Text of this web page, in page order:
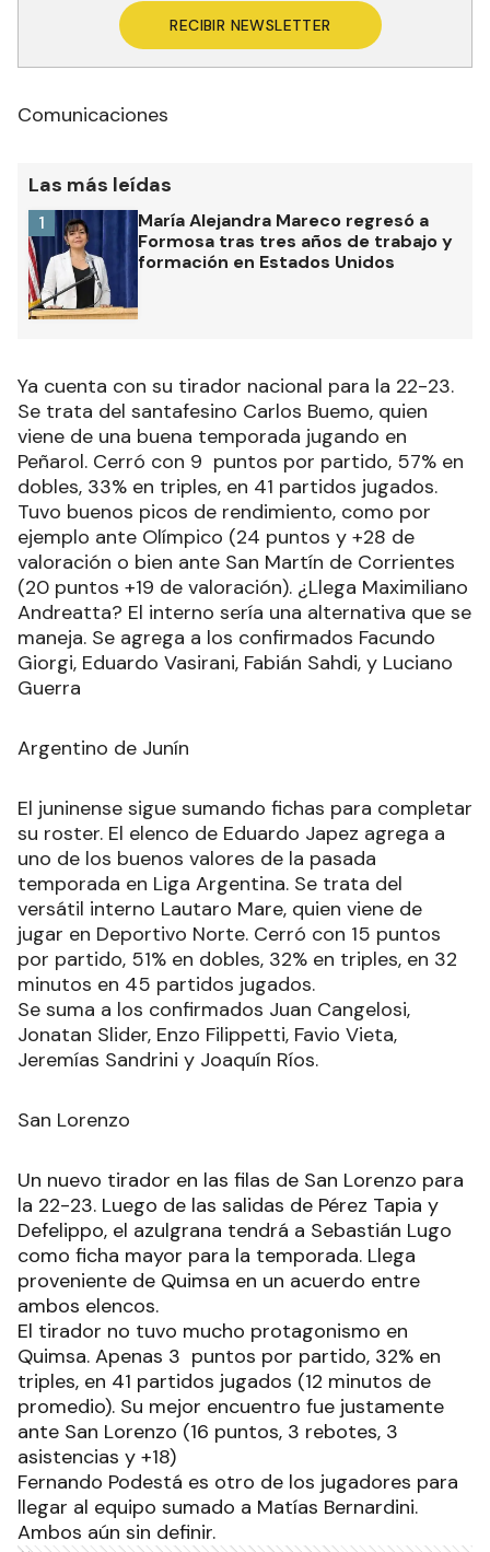
RECIBIR NEWSLETTER
Comunicaciones
Las más leídas
María Alejandra Mareco regresó a
Formosa tras tres años de trabajo y
formación en Estados Unidos
1
Ya cuenta con su tirador nacional para la 22-23.
Se trata del santafesino Carlos Buemo, quien
viene de una buena temporada jugando en
Peñarol. Cerró con 9 puntos por partido, 57% en
dobles, 33% en triples, en 41 partidos jugados.
Tuvo buenos picos de rendimiento, como por
ejemplo ante Olímpico (24 puntos y +28 de
valoración o bien ante San Martín de Corrientes
(20 puntos +19 de valoración). ¿Llega Maximiliano
Andreatta? El interno sería una alternativa que se
maneja. Se agrega a los confirmados Facundo
Giorgi, Eduardo Vasirani, Fabián Sahdi, y Luciano
Guerra
Argentino de Junín
El juninense sigue sumando fichas para completar
su roster. El elenco de Eduardo Japez agrega a
uno de los buenos valores de la pasada
temporada en Liga Argentina. Se trata del
versátil interno Lautaro Mare, quien viene de
jugar en Deportivo Norte. Cerró con 15 puntos
por partido, 51% en dobles, 32% en triples, en 32
minutos en 45 partidos jugados.
Se suma a los confirmados Juan Cangelosi,
Jonatan Slider, Enzo Filippetti, Favio Vieta,
Jeremías Sandrini y Joaquín Ríos.
San Lorenzo
Un nuevo tirador en las filas de San Lorenzo para
la 22-23. Luego de las salidas de Pérez Tapia y
Defelippo, el azulgrana tendrá a Sebastián Lugo
como ficha mayor para la temporada. Llega
proveniente de Quimsa en un acuerdo entre
ambos elencos.
El tirador no tuvo mucho protagonismo en
Quimsa. Apenas 3 puntos por partido, 32% en
triples, en 41 partidos jugados (12 minutos de
promedio). Su mejor encuentro fue justamente
ante San Lorenzo (16 puntos, 3 rebotes, 3
asistencias y +18)
Fernando Podestá es otro de los jugadores para
llegar al equipo sumado a Matías Bernardini.
Ambos aún sin definir.